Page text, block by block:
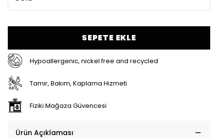
SEPETE EKLE
Hypoallergenic, nickel free and recycled
Tamir, Bakım, Kaplama Hizmeti
Fiziki Mağaza Güvencesi
Ürün Açıklaması